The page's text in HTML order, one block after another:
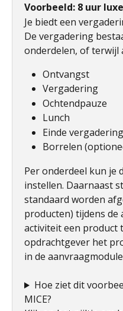
Voorbeeld: 8 uur
Je biedt een
De vergadering
onderdelen, of terwijl
Ontvangst
Vergadering
Ochtendpauze
Lunch
Einde vergadering
Borrelen
Per onderdeel kun je
instellen. Daarnaast
standaard worden
producten) tijdens de
activiteit een product
opdrachtgever het
in de
Hoe ziet dit
MICE?